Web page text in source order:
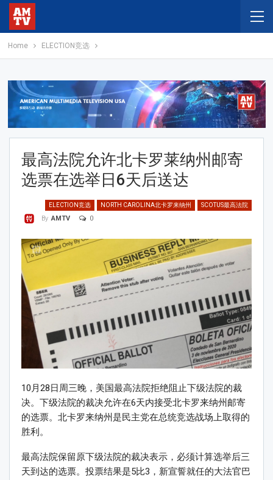
Home ELECTION竞选
最高法院允许北卡罗莱纳州邮寄
选票在选举日6天后送达
ELECTION竞选 NORTH CAROLINA北卡罗来纳州 SCOTUS最高法院
By AMTV 0
10月28日周三晚，美国最高法院拒绝阻止下级法院的裁
决。下级法院的裁决允许在6天内接受北卡罗来纳州邮寄
的选票。北卡罗来纳州是民主党在总统竞选战场上取得的
胜利。
最高法院保留原下级法院的裁决表示，必须计算选举后三
天到达的选票。投票结果是5比3，新宣誓就任的大法官巴